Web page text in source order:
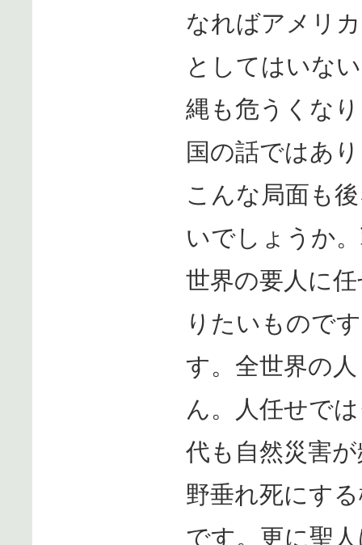
なればアメリ
としてはいな
縄も危うくな
国の話ではあ
こんな局面も
いでしょうか
世界の要人に
りたいもので
す。全世界の
ん。人任せで
代も自然災害
野垂れ死にす
です。更に聖